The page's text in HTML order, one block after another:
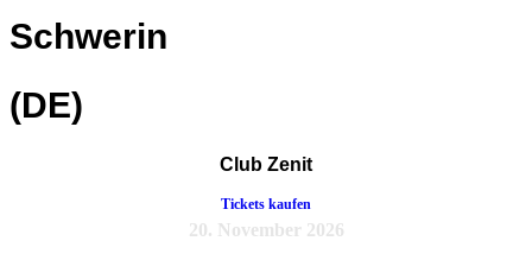
Schwerin
(DE)
Club Zenit
Tickets kaufen
20. November 2026